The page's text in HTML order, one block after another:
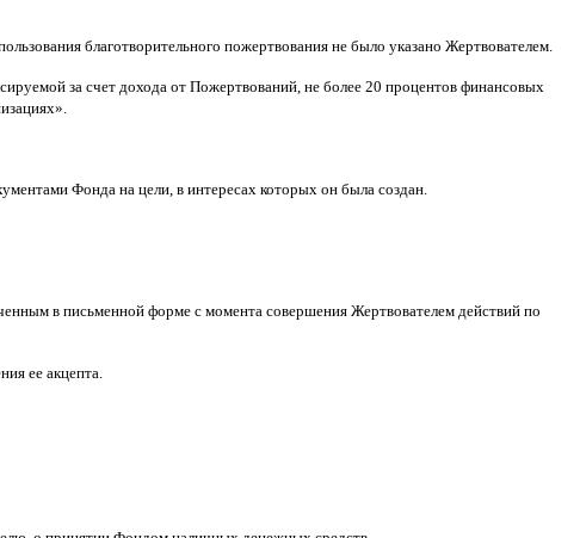
благотворительного пожертвования не было указано Жертвователем
за счет дохода от Пожертвований не более 20 процентов финансовых
».
Фонда на цели в интересах которых он была создан
в письменной форме c момента совершения Жертвователем действий по
ее акцепта